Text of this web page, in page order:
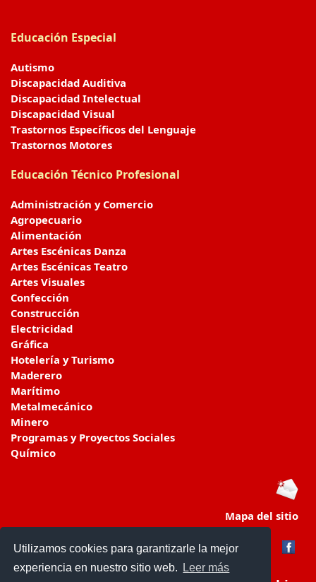
Utilizamos cookies para garantizarle la mejor
experiencia en nuestro sitio web.
Leer más
Educación Especial
Autismo
Discapacidad Auditiva
Discapacidad Intelectual
Discapacidad Visual
Trastornos Específicos del Lenguaje
Trastornos Motores
Educación Técnico Profesional
Administración y Comercio
Agropecuario
Alimentación
Artes Escénicas Danza
Artes Escénicas Teatro
Artes Visuales
Confección
Construcción
Electricidad
Gráfica
Hotelería y Turismo
Maderero
Marítimo
Metalmecánico
Minero
Programas y Proyectos Sociales
Químico
Mapa del sitio